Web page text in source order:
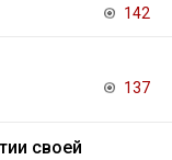
142
137
своей